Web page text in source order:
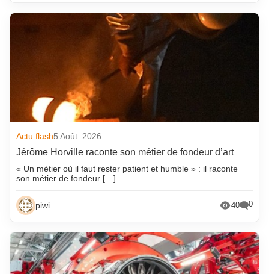
Actu flash5 Août. 2026
Jérôme Horville raconte son métier de fondeur d’art
« Un métier où il faut rester patient et humble » : il raconte
son métier de fondeur […]
piwi 40 0